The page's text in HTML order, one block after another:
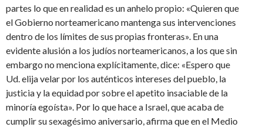
partes lo que en realidad es un anhelo propio: «Quieren que
el Gobierno norteamericano mantenga sus intervenciones
dentro de los límites de sus propias fronteras». En una
evidente alusión a los judíos norteamericanos, a los que sin
embargo no menciona explícitamente, dice: «Espero que
Ud. elija velar por los auténticos intereses del pueblo, la
justicia y la equidad por sobre el apetito insaciable de la
minoría egoísta». Por lo que hace a Israel, que acaba de
cumplir su sexagésimo aniversario, afirma que en el Medio